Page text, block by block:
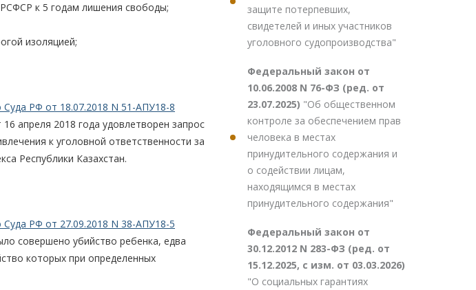
к 5 годам лишения свободы;
изоляцией;
РФ от 18.07.2018 N 51-АПУ18-8
апреля 2018 года удовлетворен запрос
к уголовной ответственности за
Республики Казахстан.
РФ от 27.09.2018 N 38-АПУ18-5
совершено убийство ребенка, едва
которых при определенных
защите потерпевших,
свидетелей и иных участников
уголовного судопроизводства"
Федеральный закон от
10.06.2008 N 76-ФЗ (ред. от
23.07.2025) "Об общественном
контроле за обеспечением прав
человека в местах
принудительного содержания и
о содействии лицам,
находящимся в местах
принудительного содержания"
Федеральный закон от
30.12.2012 N 283-ФЗ (ред. от
15.12.2025, с изм. от 03.03.2026)
"О социальных гарантиях